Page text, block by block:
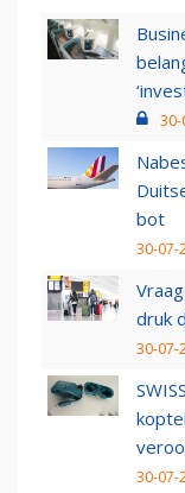
30-
bot
30-07-
druk
30-07-
30-07-